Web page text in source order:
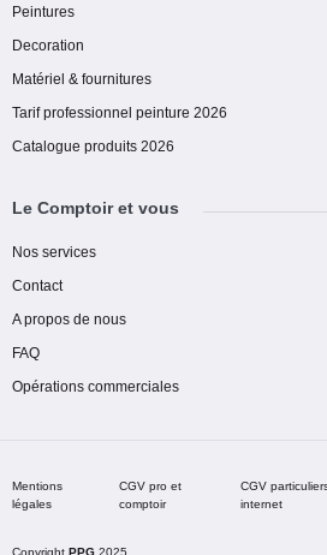
Peintures
Decoration
Matériel & fournitures
Tarif professionnel peinture 2026
Catalogue produits 2026
Le Comptoir et vous
Nos services
Contact
A propos de nous
FAQ
Opérations commerciales
Mentions
légales
CGV pro et
comptoir
CGV
internet
Copyright PPG 2025